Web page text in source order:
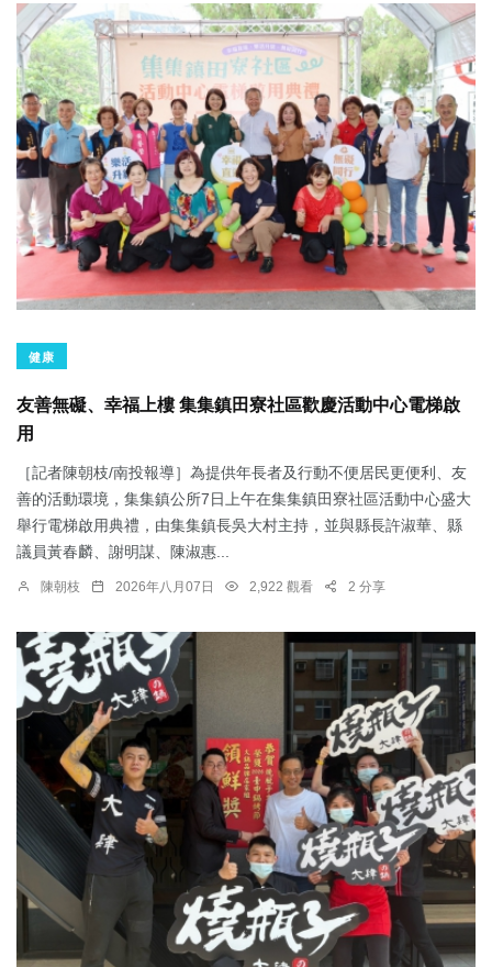
健康
友善無礙、幸福上樓 集集鎮田寮社區歡慶活動中心電梯啟
用
［記者陳朝枝/南投報導］為提供年長者及行動不便居民更便利、友
善的活動環境，集集鎮公所7日上午在集集鎮田寮社區活動中心盛大
舉行電梯啟用典禮，由集集鎮長吳大村主持，並與縣長許淑華、縣
議員黃春麟、謝明謀、陳淑惠...
陳朝枝 2026年八月07日 2,922 觀看 2 分享